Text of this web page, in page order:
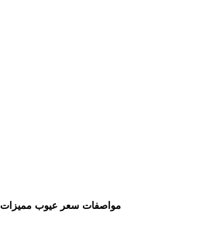
مواصفات سعر عيوب مميزات